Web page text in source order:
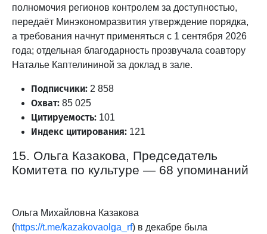
полномочия регионов контролем за доступностью,
передаёт Минэкономразвития утверждение порядка,
а требования начнут применяться с 1 сентября 2026
года; отдельная благодарность прозвучала соавтору
Наталье Каптелининой за доклад в зале.
Подписчики: 2 858
Охват: 85 025
Цитируемость: 101
Индекс цитирования: 121
15. Ольга Казакова, Председатель
Комитета по культуре — 68 упоминаний
Ольга Михайловна Казакова
(https://t.me/kazakovaolga_rf) в декабре была